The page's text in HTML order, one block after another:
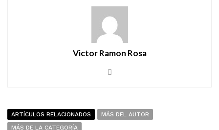
Victor Ramon Rosa
ARTÍCULOS RELACIONADOS
MÁS DEL AUTOR
MÁS DE LA CATEGORÍA